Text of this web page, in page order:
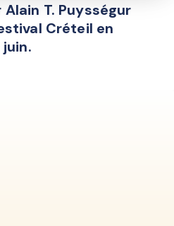
T. Puysségur
Créteil en